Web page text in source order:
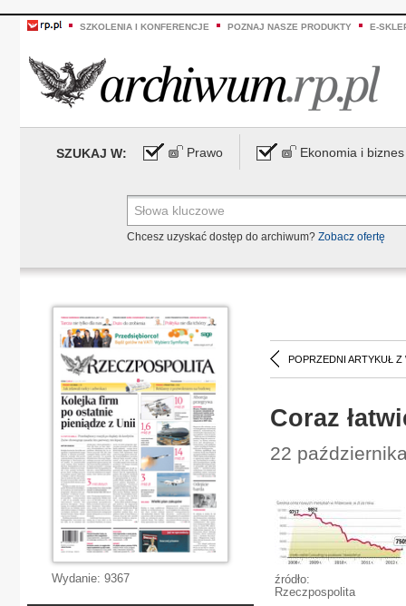
SZKOLENIA I KONFERENCJE POZNAJ NASZE PRODUKTY E-
SZUKAJ W: Prawo Ekonomia i biznes
Chcesz uzyskać dostęp do archiwum? Zobacz ofertę
POPRZEDNI ARTYKUŁ Z
Coraz
22
źródło:
Rzeczpospolita
Wydanie: 9367